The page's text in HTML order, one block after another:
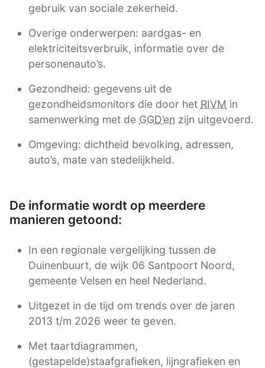
gebruik van sociale zekerheid.
Overige onderwerpen: aardgas- en
elektriciteitsverbruik, informatie over de
personenauto’s.
Gezondheid: gegevens uit de
gezondheidsmonitors die door het RIVM in
samenwerking met de GGD’en zijn uitgevoerd.
Omgeving: dichtheid bevolking, adressen,
auto’s, mate van stedelijkheid.
De informatie wordt op meerdere
manieren getoond:
In een regionale vergelijking tussen de
Duinenbuurt, de wijk 06 Santpoort Noord,
gemeente Velsen en heel Nederland.
Uitgezet in de tijd om trends over de jaren
2013 t/m 2026 weer te geven.
Met taartdiagrammen,
(gestapelde)staafgrafieken, lijngrafieken en